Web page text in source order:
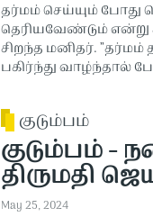
தர்மம் செய்யும் போது
தெரியவேண்டும்
சிறந்த மனிதர்.
பகிர்ந்து வாழ்ந்தால்
குடும்பம்
குடும்பம் -
திருமதி
May 25, 2024